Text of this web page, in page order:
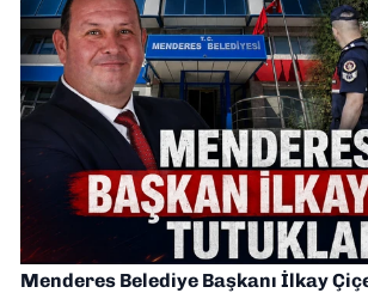
Menderes Belediye Başkanı İlkay